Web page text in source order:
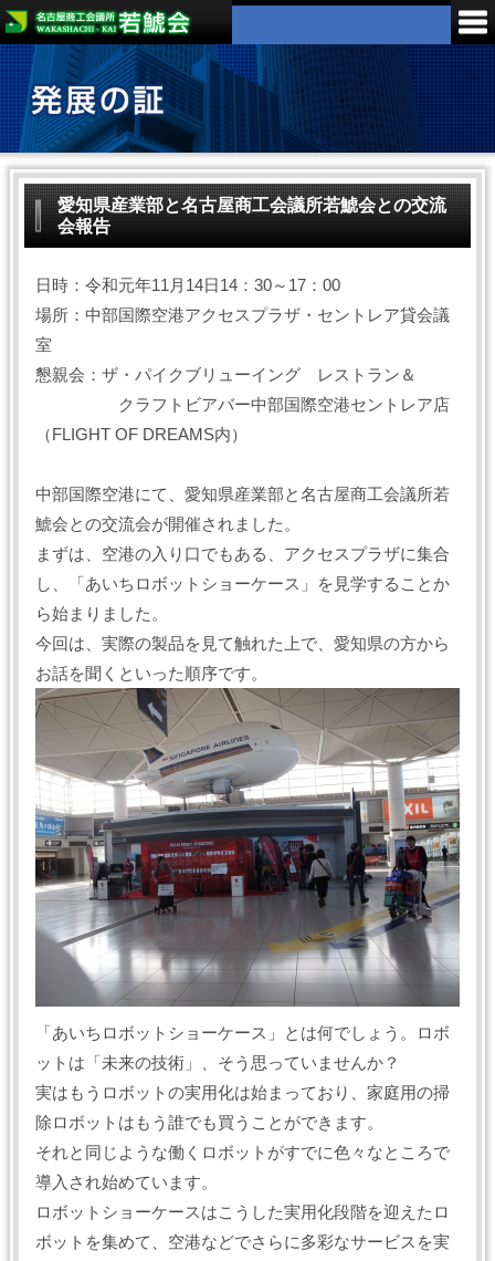
愛知県産業部と名古屋商工会議所若鯱会との交流
会報告
日時：令和元年11月14日14：30～17：00
場所：中部国際空港アクセスプラザ・セントレア貸会議
室
懇親会：ザ・パイクブリューイング レストラン＆
クラフトビアバー中部国際空港セントレア店
（FLIGHT OF DREAMS内）
中部国際空港にて、愛知県産業部と名古屋商工会議所若
鯱会との交流会が開催されました。
まずは、空港の入り口でもある、アクセスプラザに集合
し、「あいちロボットショーケース」を見学することか
ら始まりました。
今回は、実際の製品を見て触れた上で、愛知県の方から
お話を聞くといった順序です。
「あいちロボットショーケース」とは何でしょう。ロボ
ットは「未来の技術」、そう思っていませんか？
実はもうロボットの実用化は始まっており、家庭用の掃
除ロボットはもう誰でも買うことができます。
それと同じような働くロボットがすでに色々なところで
導入され始めています。
ロボットショーケースはこうした実用化段階を迎えたロ
ボットを集めて、空港などでさらに多彩なサービスを実